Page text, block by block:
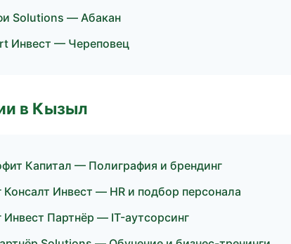
Solutions — Абакан
Инвест — Череповец
в Кызыл
Капитал — Полиграфия и брендинг
Консалт Инвест — HR и подбор персонала
Инвест Партнёр — IT-аутсорсинг